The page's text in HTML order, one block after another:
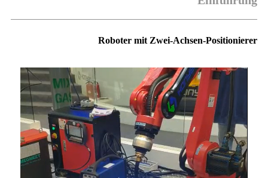
Roboter mit Zwei-Achsen-Positionierer